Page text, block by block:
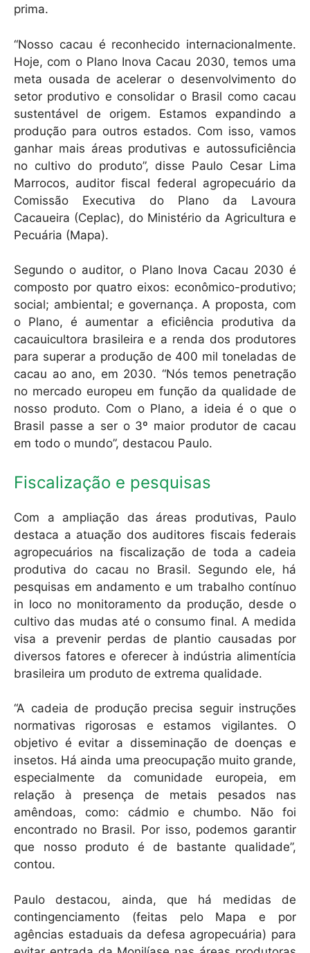
prima.
“Nosso cacau é reconhecido internacionalmente.
Hoje, com o Plano Inova Cacau 2030, temos uma
meta ousada de acelerar o desenvolvimento do
setor produtivo e consolidar o Brasil como cacau
sustentável de origem. Estamos expandindo a
produção para outros estados. Com isso, vamos
ganhar mais áreas produtivas e autossuficiência
no cultivo do produto”, disse Paulo Cesar Lima
Marrocos, auditor fiscal federal agropecuário da
Comissão Executiva do Plano da Lavoura
Cacaueira (Ceplac), do Ministério da Agricultura e
Pecuária (Mapa).
Segundo o auditor, o Plano Inova Cacau 2030 é
composto por quatro eixos: econômico-produtivo;
social; ambiental; e governança. A proposta, com
o Plano, é aumentar a eficiência produtiva da
cacauicultora brasileira e a renda dos produtores
para superar a produção de 400 mil toneladas de
cacau ao ano, em 2030. “Nós temos penetração
no mercado europeu em função da qualidade de
nosso produto. Com o Plano, a ideia é o que o
Brasil passe a ser o 3º maior produtor de cacau
em todo o mundo”, destacou Paulo.
Fiscalização e pesquisas
Com a ampliação das áreas produtivas, Paulo
destaca a atuação dos auditores fiscais federais
agropecuários na fiscalização de toda a cadeia
produtiva do cacau no Brasil. Segundo ele, há
pesquisas em andamento e um trabalho contínuo
in loco no monitoramento da produção, desde o
cultivo das mudas até o consumo final. A medida
visa a prevenir perdas de plantio causadas por
diversos fatores e oferecer à indústria alimentícia
brasileira um produto de extrema qualidade.
“A cadeia de produção precisa seguir instruções
normativas rigorosas e estamos vigilantes. O
objetivo é evitar a disseminação de doenças e
insetos. Há ainda uma preocupação muito grande,
especialmente da comunidade europeia, em
relação à presença de metais pesados nas
amêndoas, como: cádmio e chumbo. Não foi
encontrado no Brasil. Por isso, podemos garantir
que nosso produto é de bastante qualidade”,
contou.
Paulo destacou, ainda, que há medidas de
contingenciamento (feitas pelo Mapa e por
agências estaduais da defesa agropecuária) para